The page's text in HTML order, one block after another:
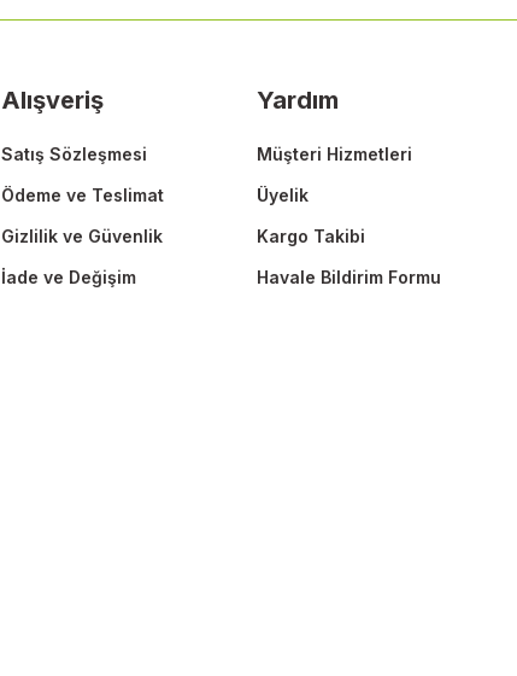
Gönder
Alışveriş
Satış Sözleşmesi
Ödeme ve Teslimat
Gizlilik ve Güvenlik
İade ve Değişim
Yardım
Müşteri Hizmetleri
Üyelik
Kargo Takibi
Havale Bildirim Formu